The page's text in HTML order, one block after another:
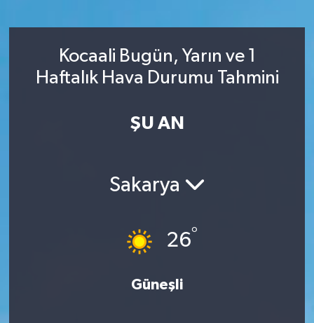
Kocaali Bugün, Yarın ve 1
Haftalık Hava Durumu Tahmini
ŞU AN
Sakarya
26°
Güneşli
Spor
Tüm Manşetler
Son Dakika Haberleri